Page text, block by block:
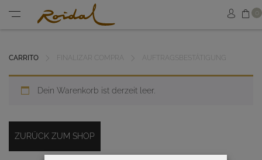
Sign in
0
CARRITO FINALIZAR COMPRA AUFTRAGSBESTÄTIGUNG
Dein Warenkorb ist derzeit leer.
ZURÜCK ZUM SHOP